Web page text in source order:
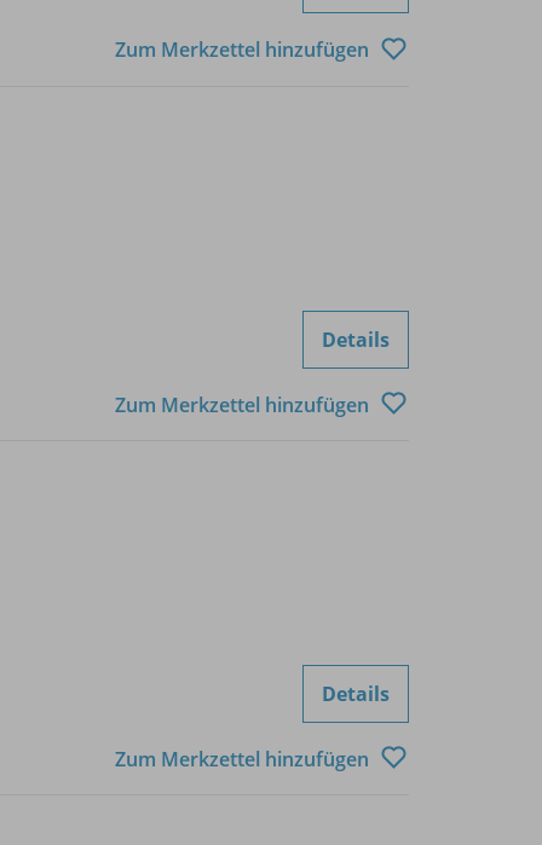
Zum Merkzettel hinzufügen
Details
Zum Merkzettel hinzufügen
Details
Zum Merkzettel hinzufügen